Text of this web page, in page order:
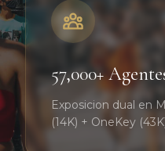
57,000+
Exposicion dual en
(14K) + OneKey